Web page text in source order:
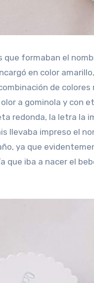
que formaban el
en color
de colores
a gominola y con
redonda, la letra la
llevaba impreso el
ya que
que iba a nacer el